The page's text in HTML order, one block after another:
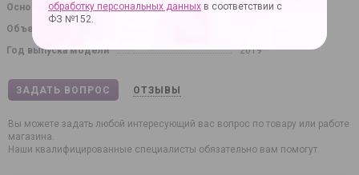
Основное назначение
возбуждающее средство
Объем
Год выпуска модели
2019
ЗАДАТЬ ВОПРОС ОТЗЫВЫ
Вы можете задать любой интересующий вас вопрос по товару или работе
магазина.
Наши квалифицированные специалисты обязательно вам помогут.
обработку персональных данных в соответствии с
ФЗ №152.